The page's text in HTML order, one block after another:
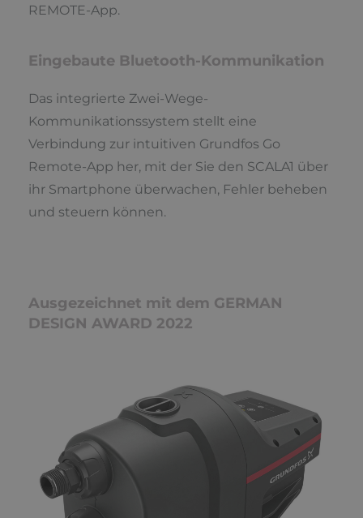
REMOTE-App.
Eingebaute Bluetooth-Kommunikation
Das integrierte Zwei-Wege-
Kommunikationssystem stellt eine
Verbindung zur intuitiven Grundfos Go
Remote-App her, mit der Sie den SCALA1 über
ihr Smartphone überwachen, Fehler beheben
und steuern können.
Ausgezeichnet mit dem GERMAN
DESIGN AWARD 2022